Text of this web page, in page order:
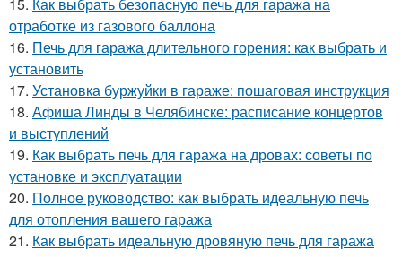
15. Как выбрать безопасную печь для гаража на
отработке из газового баллона
16. Печь для гаража длительного горения: как выбрать и
установить
17. Установка буржуйки в гараже: пошаговая инструкция
18. Афиша Линды в Челябинске: расписание концертов
и выступлений
19. Как выбрать печь для гаража на дровах: советы по
установке и эксплуатации
20. Полное руководство: как выбрать идеальную печь
для отопления вашего гаража
21. Как выбрать идеальную дровяную печь для гаража